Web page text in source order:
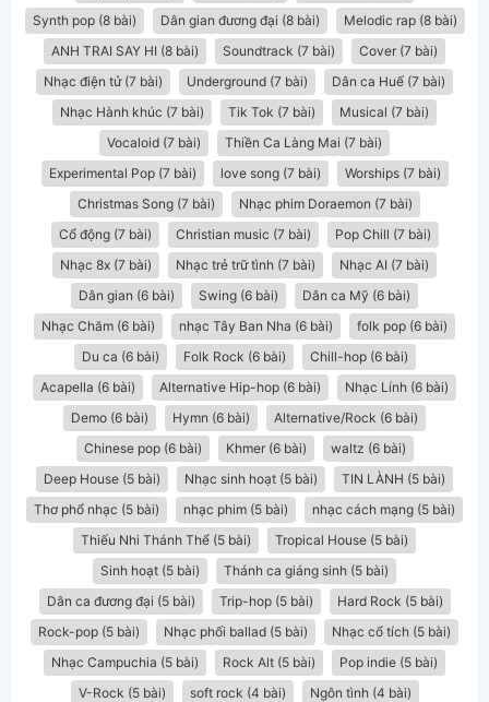
Synth pop (8 bài)
Dân gian đương đại (8 bài)
Melodic rap (8 bài)
ANH TRAI SAY HI (8 bài)
Soundtrack (7 bài)
Cover (7 bài)
Nhạc điện tử (7 bài)
Underground (7 bài)
Dân ca Huế (7 bài)
Nhạc Hành khúc (7 bài)
Tik Tok (7 bài)
Musical (7 bài)
Vocaloid (7 bài)
Thiền Ca Làng Mai (7 bài)
Experimental Pop (7 bài)
love song (7 bài)
Worships (7 bài)
Christmas Song (7 bài)
Nhạc phim Doraemon (7 bài)
Cổ động (7 bài)
Christian music (7 bài)
Pop Chill (7 bài)
Nhạc 8x (7 bài)
Nhạc trẻ trữ tình (7 bài)
Nhạc AI (7 bài)
Dân gian (6 bài)
Swing (6 bài)
Dân ca Mỹ (6 bài)
Nhạc Chăm (6 bài)
nhạc Tây Ban Nha (6 bài)
folk pop (6 bài)
Du ca (6 bài)
Folk Rock (6 bài)
Chill-hop (6 bài)
Acapella (6 bài)
Alternative Hip-hop (6 bài)
Nhạc Lính (6 bài)
Demo (6 bài)
Hymn (6 bài)
Alternative/Rock (6 bài)
Chinese pop (6 bài)
Khmer (6 bài)
waltz (6 bài)
Deep House (5 bài)
Nhạc sinh hoạt (5 bài)
TIN LÀNH (5 bài)
Thơ phổ nhạc (5 bài)
nhạc phim (5 bài)
nhạc cách mạng (5 bài)
Thiếu Nhi Thánh Thể (5 bài)
Tropical House (5 bài)
Sinh hoạt (5 bài)
Thánh ca giáng sinh (5 bài)
Dân ca đương đại (5 bài)
Trip-hop (5 bài)
Hard Rock (5 bài)
Rock-pop (5 bài)
Nhạc phối ballad (5 bài)
Nhạc cổ tích (5 bài)
Nhạc Campuchia (5 bài)
Rock Alt (5 bài)
Pop indie (5 bài)
V-Rock (5 bài)
soft rock (4 bài)
Ngôn tình (4 bài)